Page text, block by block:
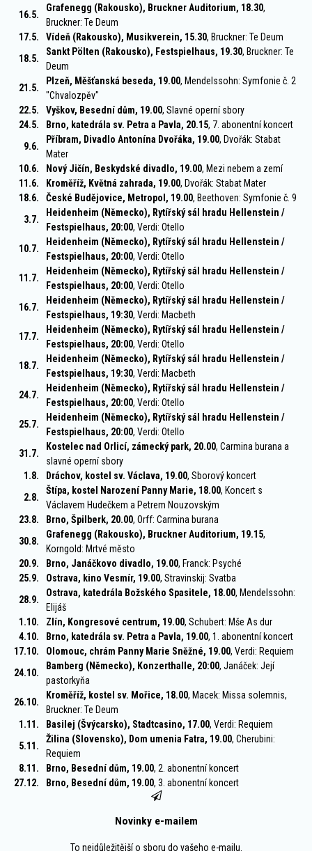
16.5.
Grafenegg (Rakousko), Bruckner Auditorium, 18.30,
Bruckner: Te Deum
17.5.
Vídeň (Rakousko), Musikverein, 15.30, Bruckner: Te Deum
18.5.
Sankt Pölten (Rakousko), Festspielhaus, 19.30, Bruckner: Te
Deum
21.5.
Plzeň, Měšťanská beseda, 19.00, Mendelssohn: Symfonie č. 2
"Chvalozpěv"
22.5.
Vyškov, Besední dům, 19.00, Slavné operní sbory
24.5.
Brno, katedrála sv. Petra a Pavla, 20.15, 7. abonentní koncert
9.6.
Příbram, Divadlo Antonína Dvořáka, 19.00, Dvořák: Stabat
Mater
10.6.
Nový Jičín, Beskydské divadlo, 19.00, Mezi nebem a zemí
11.6.
Kroměříž, Květná zahrada, 19.00, Dvořák: Stabat Mater
18.6.
České Budějovice, Metropol, 19.00, Beethoven: Symfonie č. 9
3.7.
Heidenheim (Německo), Rytířský sál hradu Hellenstein /
Festspielhaus, 20:00, Verdi: Otello
10.7.
Heidenheim (Německo), Rytířský sál hradu Hellenstein /
Festspielhaus, 20:00, Verdi: Otello
11.7.
Heidenheim (Německo), Rytířský sál hradu Hellenstein /
Festspielhaus, 20:00, Verdi: Otello
16.7.
Heidenheim (Německo), Rytířský sál hradu Hellenstein /
Festspielhaus, 19:30, Verdi: Macbeth
17.7.
Heidenheim (Německo), Rytířský sál hradu Hellenstein /
Festspielhaus, 20:00, Verdi: Otello
18.7.
Heidenheim (Německo), Rytířský sál hradu Hellenstein /
Festspielhaus, 19:30, Verdi: Macbeth
24.7.
Heidenheim (Německo), Rytířský sál hradu Hellenstein /
Festspielhaus, 20:00, Verdi: Otello
25.7.
Heidenheim (Německo), Rytířský sál hradu Hellenstein /
Festspielhaus, 20:00, Verdi: Otello
31.7.
Kostelec nad Orlicí, zámecký park, 20.00, Carmina burana a
slavné operní sbory
1.8.
Dráchov, kostel sv. Václava, 19.00, Sborový koncert
2.8.
Štípa, kostel Narození Panny Marie, 18.00, Koncert s
Václavem Hudečkem a Petrem Nouzovským
23.8.
Brno, Špilberk, 20.00, Orff: Carmina burana
30.8.
Grafenegg (Rakousko), Bruckner Auditorium, 19.15,
Korngold: Mrtvé město
20.9.
Brno, Janáčkovo divadlo, 19.00, Franck: Psyché
25.9.
Ostrava, kino Vesmír, 19.00, Stravinskij: Svatba
28.9.
Ostrava, katedrála Božského Spasitele, 18.00, Mendelssohn:
Elijáš
1.10.
Zlín, Kongresové centrum, 19.00, Schubert: Mše As dur
4.10.
Brno, katedrála sv. Petra a Pavla, 19.00, 1. abonentní koncert
17.10.
Olomouc, chrám Panny Marie Sněžné, 19.00, Verdi: Requiem
24.10.
Bamberg (Německo), Konzerthalle, 20:00, Janáček: Její
pastorkyňa
26.10.
Kroměříž, kostel sv. Mořice, 18.00, Macek: Missa solemnis,
Bruckner: Te Deum
1.11.
Basilej (Švýcarsko), Stadtcasino, 17.00, Verdi: Requiem
5.11.
Žilina (Slovensko), Dom umenia Fatra, 19.00, Cherubini:
Requiem
8.11.
Brno, Besední dům, 19.00, 2. abonentní koncert
27.12.
Brno, Besední dům, 19.00, 3. abonentní koncert
Novinky e-mailem
To nejdůležitější o sboru do vašeho e-mailu.